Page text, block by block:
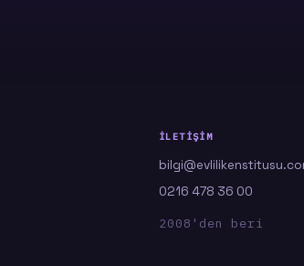
İLETIŞIM
0216 478 36 00
2008'den beri